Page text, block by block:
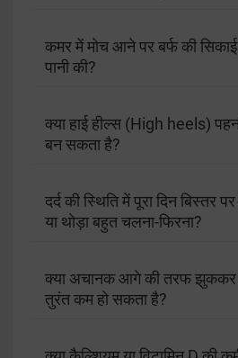
कमर में मोच आने पर बर्फ की सिकाई
पानी की?
क्या हाई हील्स (High heels)
बन सकता है?
दर्द की स्थिति में पूरा दिन बिस्तर
या थोड़ा बहुत चलना-फिरना?
क्या अचानक आगे की तरफ झुककर
तुरंत कम हो सकता है?